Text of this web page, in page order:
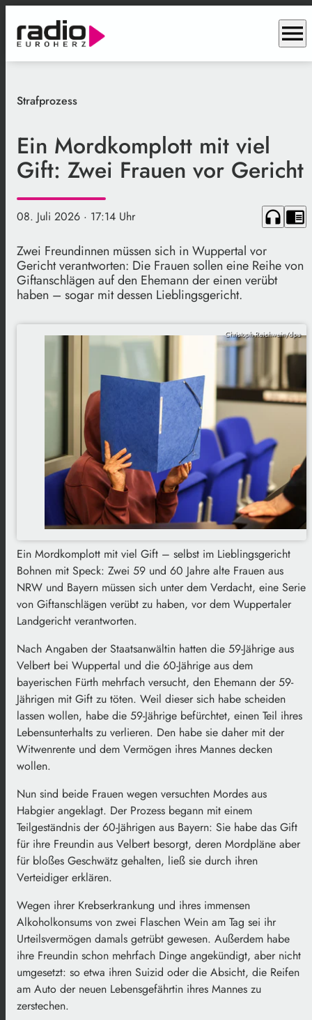
menu
Strafprozess
Ein Mordkomplott mit viel
Gift: Zwei Frauen vor Gericht
08. Juli 2026 · 17:14 Uhr headphones chrome_reader_mode
Zwei Freundinnen müssen sich in Wuppertal vor
Gericht verantworten: Die Frauen sollen eine Reihe von
Giftanschlägen auf den Ehemann der einen verübt
haben – sogar mit dessen Lieblingsgericht.
Christoph Reichwein/dpa
Ein Mordkomplott mit viel Gift – selbst im Lieblingsgericht
Bohnen mit Speck: Zwei 59 und 60 Jahre alte Frauen aus
NRW und Bayern müssen sich unter dem Verdacht, eine Serie
von Giftanschlägen verübt zu haben, vor dem Wuppertaler
Landgericht verantworten.
Nach Angaben der Staatsanwältin hatten die 59-Jährige aus
Velbert bei Wuppertal und die 60-Jährige aus dem
bayerischen Fürth mehrfach versucht, den Ehemann der 59-
Jährigen mit Gift zu töten. Weil dieser sich habe scheiden
lassen wollen, habe die 59-Jährige befürchtet, einen Teil ihres
Lebensunterhalts zu verlieren. Den habe sie daher mit der
Witwenrente und dem Vermögen ihres Mannes decken
wollen.
Nun sind beide Frauen wegen versuchten Mordes aus
Habgier angeklagt. Der Prozess begann mit einem
Teilgeständnis der 60-Jährigen aus Bayern: Sie habe das Gift
für ihre Freundin aus Velbert besorgt, deren Mordpläne aber
für bloßes Geschwätz gehalten, ließ sie durch ihren
Verteidiger erklären.
Wegen ihrer Krebserkrankung und ihres immensen
Alkoholkonsums von zwei Flaschen Wein am Tag sei ihr
Urteilsvermögen damals getrübt gewesen. Außerdem habe
ihre Freundin schon mehrfach Dinge angekündigt, aber nicht
umgesetzt: so etwa ihren Suizid oder die Absicht, die Reifen
am Auto der neuen Lebensgefährtin ihres Mannes zu
zerstechen.